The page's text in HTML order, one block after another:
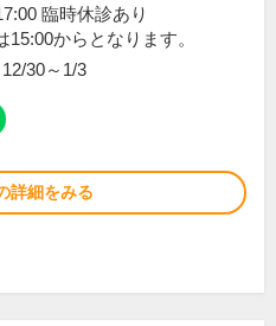
臨時休診あり
からとなります。
30～1/3
詳細をみる